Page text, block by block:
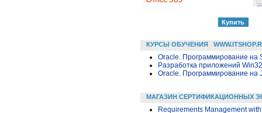
КУРСЫ ОБУЧЕНИЯ
Oracle. Программирование на
Разработка приложений
Oracle. Программирование на
МАГАЗИН СЕРТИФИКАЦИОННЫХ
Requirements Management